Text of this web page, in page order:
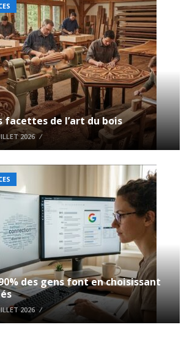
facettes de l’art du bois
2026
des gens font en choisissant
2026